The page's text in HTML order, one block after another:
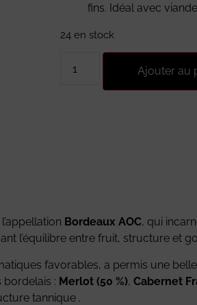
fins. Idéal avec
24 en stock
Ajouter au
Bordeaux AOC, qui
l’équilibre entre fruit, structure et
favorables, a permis une
bordelais : Merlot (50 %), Cabernet
tannique .